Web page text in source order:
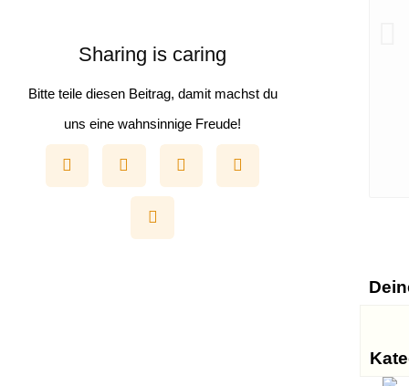
Sharing is caring
Bitte teile diesen Beitrag, damit machst du
uns eine wahnsinnige Freude!